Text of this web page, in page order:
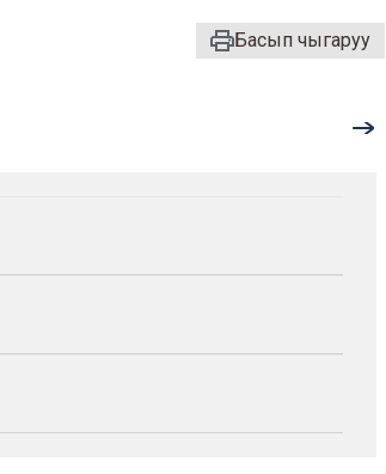
Басып чыгаруу